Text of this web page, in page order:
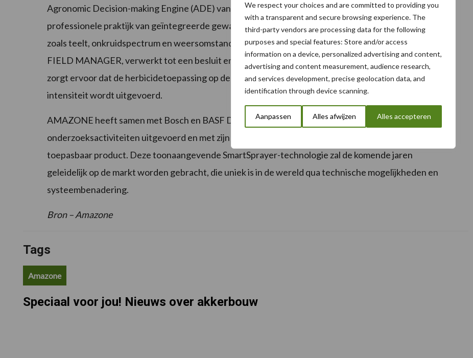
We respect your choices and are committed to providing you
with a transparent and secure browsing experience. The
third-party vendors are processing data for the following
purposes and special features: Store and/or access
information on a device, personalized advertising and content,
advertising and content measurement, audience research,
and services development, precise geolocation data, and
identification through device scanning.
Aanpassen Alles afwijzen Alles accepteren
Agronomic Decision-making Engine (ADE) van BASF Digital Farming. Gebaseerd op de goede
professionele praktijk van geïntegreerde gewasbescherming, worden verschillende parameters
zoals teelt, onkruidspectrum en weersomstandigheden automatisch gebruikt vanuit de xarvio ™
FIELD MANAGER, verwerkt tot een besluit en overgedragen naar het SmartSpraying-systeem. Dit
zorgt ervoor dat de herbicidetoepassing op de juiste plaats, op het juiste moment en met de juiste
intensiteit wordt uitgevoerd.
AMAZONE heeft samen met Bosch en BASF Digital Farming een breed scala aan
onderzoeksactiviteiten uitgevoerd en met zijn interdisciplinaire expertise omgezet in een goed
toepasbaar product. Deze toonaangevende SmartSprayer-technologie zal de komende jaren
geleidelijk op de markt worden gebracht, die uniek is in de wereld qua technische mogelijkheden en
systeembenadering.
Bron – Amazone
Tags
Amazone
Speciaal voor jou! Nieuws over akkerbouw